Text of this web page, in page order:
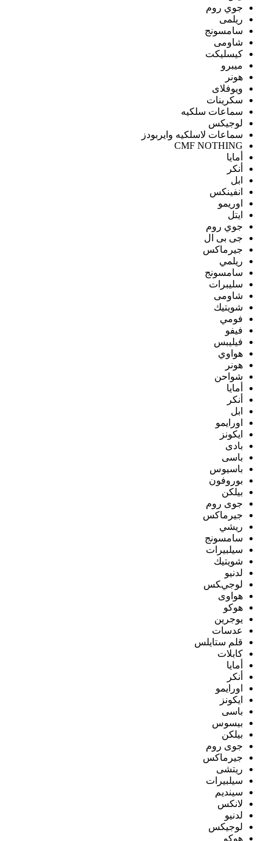
جوي روم
ريلمى
سامسونج
شاومى
كيسليكت
ميبرو
هونر
ويوفلاى
سكرينات
سماعات سلكيه
لوجيكس
سماعات لاسلكيه وايربودز
CMF NOTHING
أمايا
أنكر
ابل
انفينكس
اوريمو
ايتل
جوي روم
جى بى ال
جيرماكس
ريلمي
سامسونج
سليبرات
شاومى
شويتيك
فومي
فيفو
فيليبس
هواوي
هونر
شواحن
أمايا
أنكر
ابل
اورايمو
ايكونز
بادى
باسى
باسيوس
بوروفون
بيلكن
جوى روم
جيرماكس
ريشي
سامسونج
سيلبيرات
شويتيك
لدنيو
لوجيكس
هواوى
هوكو
يوجرين
عدسات
قلم ستايلس
كابلات
أمايا
أنكر
اورايمو
ايكونز
باسى
بيسوس
بيلكن
جوى روم
جيرماكس
ريتشى
سيلبيرات
سينديم
لانكس
لدنيو
لوجيكس
هوكو